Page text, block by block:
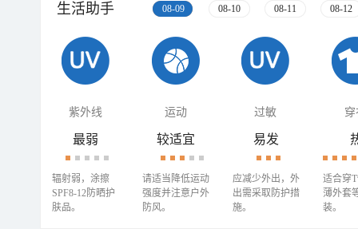
生活助手 08-09 08-10 08-11 08-12
紫外线 运动 过敏 穿
最弱
辐射弱，涂擦
SPF8-12防晒护
肤品。
较适宜
请适当降低运动
强度并注意户外
防风。
易发
应减少外出，外
出需采取防护措
施。
适合穿
薄外套
装。